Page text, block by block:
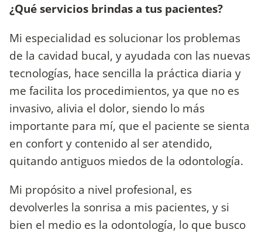
¿Qué servicios brindas a tus pacientes?
Mi especialidad es solucionar los problemas
de la cavidad bucal, y ayudada con las nuevas
tecnologías, hace sencilla la práctica diaria y
me facilita los procedimientos, ya que no es
invasivo, alivia el dolor, siendo lo más
importante para mí, que el paciente se sienta
en confort y contenido al ser atendido,
quitando antiguos miedos de la odontología.
Mi propósito a nivel profesional, es
devolverles la sonrisa a mis pacientes, y si
bien el medio es la odontología, lo que busco